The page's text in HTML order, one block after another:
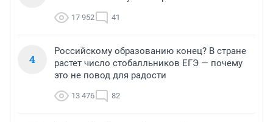
17 952 41
4
Российскому образованию конец? В стране
растет число стобалльников ЕГЭ — почему
это не повод для радости
13 476 82